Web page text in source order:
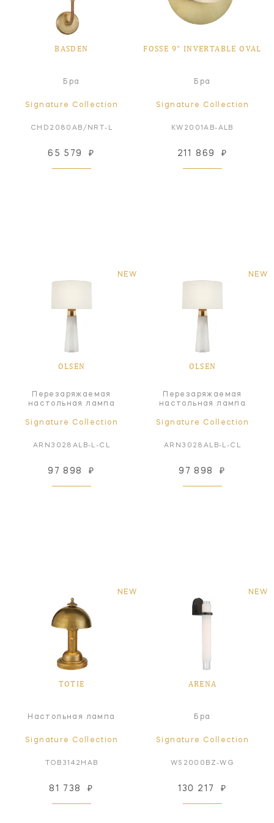
BASDEN
Бра
Signature Collection
CHD2080AB/NRT-L
65 579 ₽
FOSSE 9" INVERTABLE OVAL
Бра
Signature Collection
KW2001AB-ALB
211 869 ₽
NEW
OLSEN
Перезаряжаемая
настольная лампа
Signature Collection
ARN3028ALB-L-CL
97 898 ₽
NEW
OLSEN
Перезаряжаемая
настольная лампа
Signature Collection
ARN3028ALB-L-CL
97 898 ₽
NEW
TOTIE
Настольная лампа
Signature Collection
TOB3142HAB
81 738 ₽
NEW
ARENA
Бра
Signature Collection
WS2000BZ-WG
130 217 ₽